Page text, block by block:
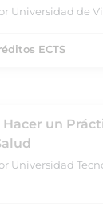
Universidad de
ECTS
un
Universidad